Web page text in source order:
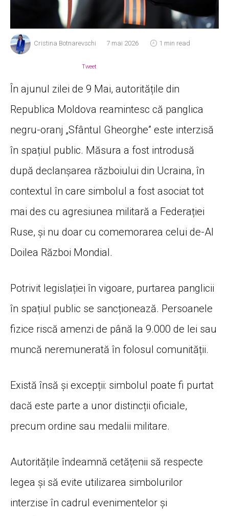
Cristina Botnarevschi 7 mai 2026 1 min read
Tweet
În ajunul zilei de 9 Mai, autoritățile din
Republica Moldova reamintesc că panglica
negru-oranj „Sfântul Gheorghe” este interzisă
în spațiul public. Măsura a fost introdusă
după declanșarea războiului din Ucraina, în
contextul în care simbolul a fost asociat tot
mai des cu agresiunea militară a Federației
Ruse, și nu doar cu comemorarea celui de-Al
Doilea Război Mondial.
Potrivit legislației în vigoare, purtarea panglicii
în spațiul public se sancționează. Persoanele
fizice riscă amenzi de până la 9.000 de lei sau
muncă neremunerată în folosul comunității.
Există însă și excepții: simbolul poate fi purtat
dacă este parte a unor distincții oficiale,
precum ordine sau medalii militare.
Autoritățile îndeamnă cetățenii să respecte
legea și să evite utilizarea simbolurilor
interzise în cadrul evenimentelor și